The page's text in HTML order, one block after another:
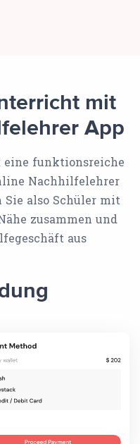
mit
App
funktionsreiche
Nachhilfelehrer
also Schüler mit
zusammen und
aus